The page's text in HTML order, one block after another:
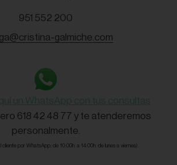
951 552 200
galmiche.com
un WhatsApp con tus consultas
618 42 48 77 y te atenderemos
personalmente.
cliente por WhatsApp: de 10:00h. a 14:00h. de lunes a viernes).